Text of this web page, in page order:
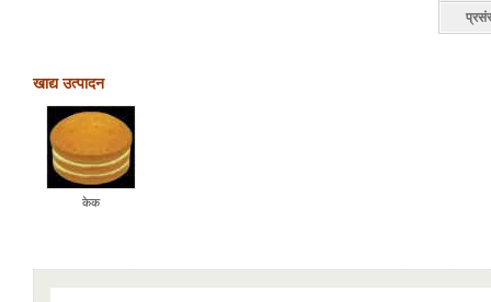
खाद्य उत्पादन
केक